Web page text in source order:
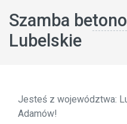
Szamba
Lubelskie
Jesteś z województwa:
Adamów!